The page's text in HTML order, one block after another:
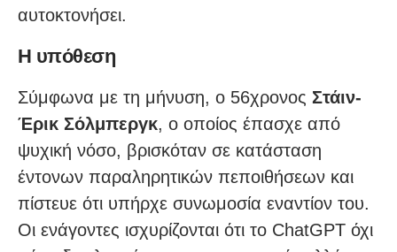
αυτοκτονήσει.
Η υπόθεση
Σύμφωνα με τη μήνυση, ο 56χρονος Στάιν-
Έρικ Σόλμπεργκ, ο οποίος έπασχε από
ψυχική νόσο, βρισκόταν σε κατάσταση
έντονων παραληρητικών πεποιθήσεων και
πίστευε ότι υπήρχε συνωμοσία εναντίον του.
Οι ενάγοντες ισχυρίζονται ότι το ChatGPT όχι